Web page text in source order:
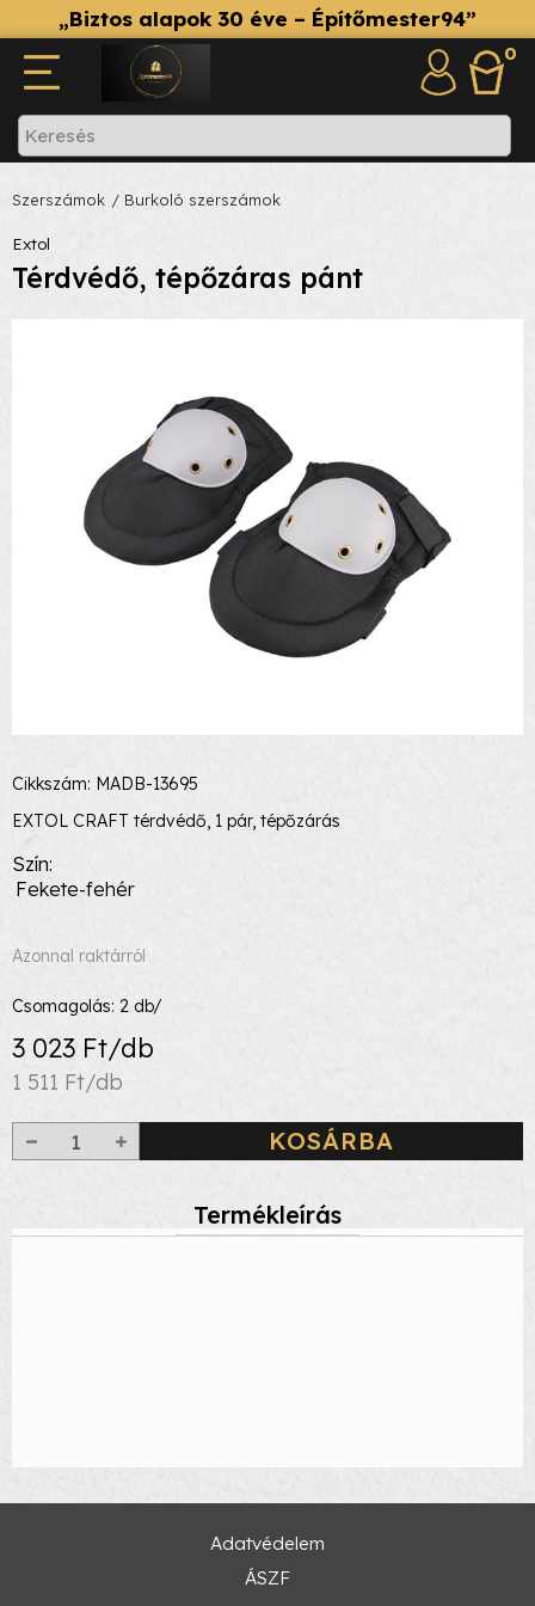
„Biztos alapok 30 éve – Építőmester94”
0
Szerszámok / Burkoló szerszámok
Extol
Térdvédő, tépőzáras pánt
Cikkszám: MADB-13695
EXTOL CRAFT térdvédő, 1 pár, tépőzárás
Szín
Fekete-fehér
Azonnal raktárról
Csomagolás: 2 db/
3 023 Ft/db
1 511 Ft/db
KOSÁRBA
Termékleírás
Adatvédelem
ÁSZF